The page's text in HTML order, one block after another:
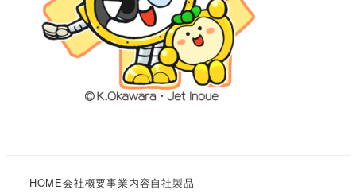
HOME会社概要事業内容自社製品